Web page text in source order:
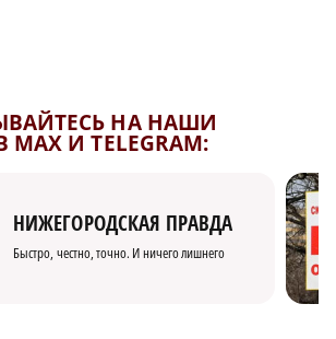
НА НАШИ
И TELEGRAM:
НИЖЕГОРОДСКАЯ ПРАВДА
Быстро, честно, точно. И ничего лишнего